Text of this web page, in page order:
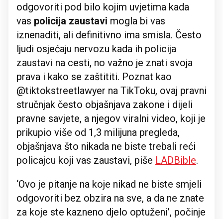
odgovoriti pod bilo kojim uvjetima kada
vas policija zaustavi mogla bi vas
iznenaditi, ali definitivno ima smisla. Često
ljudi osjećaju nervozu kada ih policija
zaustavi na cesti, no važno je znati svoja
prava i kako se zaštititi. Poznat kao
@tiktokstreetlawyer na TikToku, ovaj pravni
stručnjak često objašnjava zakone i dijeli
pravne savjete, a njegov viralni video, koji je
prikupio više od 1,3 milijuna pregleda,
objašnjava što nikada ne biste trebali reći
policajcu koji vas zaustavi, piše LADBible.
‘Ovo je pitanje na koje nikad ne biste smjeli
odgovoriti bez obzira na sve, a da ne znate
za koje ste kazneno djelo optuženi’, počinje